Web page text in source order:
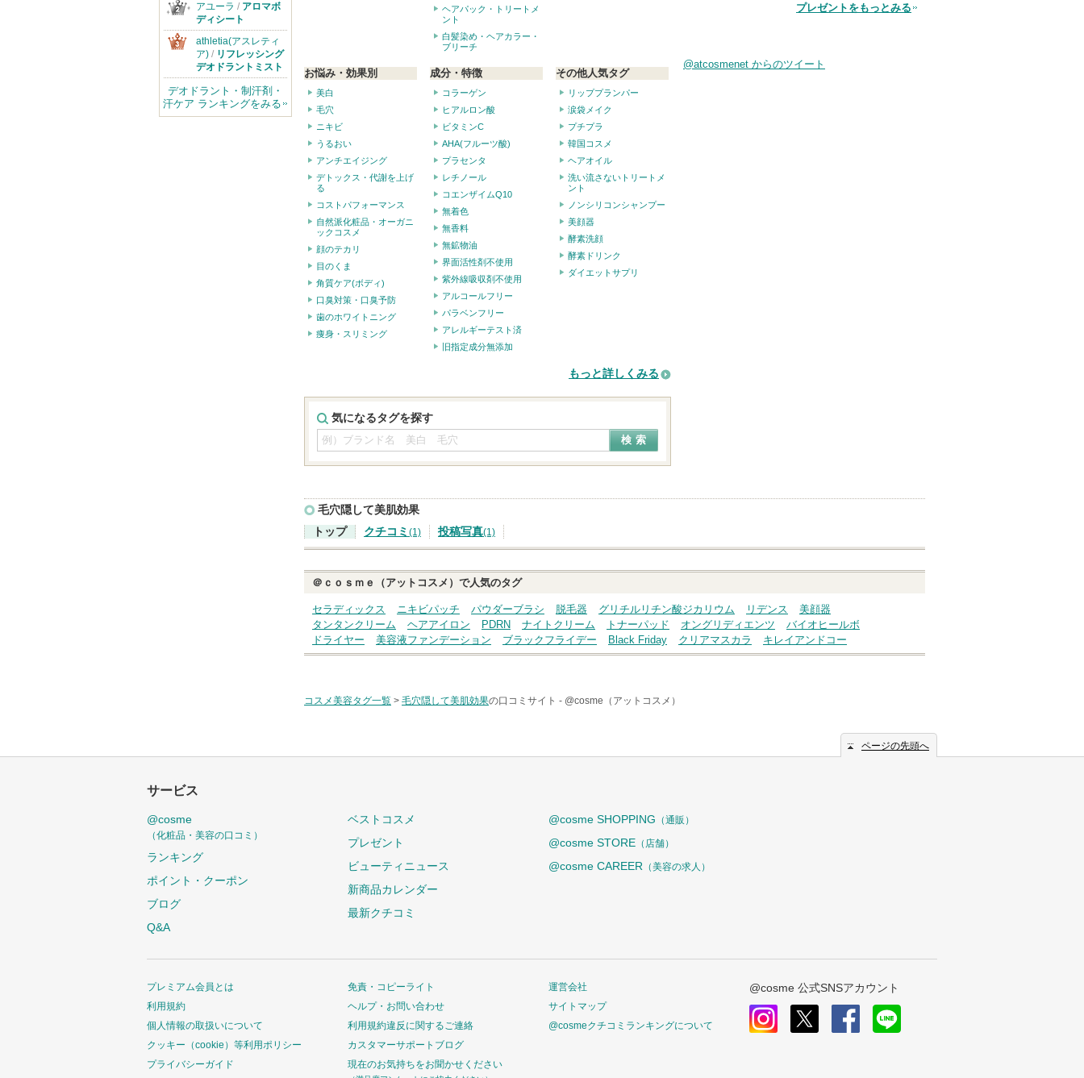
ヘアパック・トリートメ
ント
白髪染め・ヘアカラー・
ブリーチ
お悩み・効果別
美白
毛穴
ニキビ
うるおい
アンチエイジング
デトックス・代謝を上げ
る
コストパフォーマンス
自然派化粧品・オーガニ
ックコスメ
顔のテカリ
目のくま
角質ケア(ボディ)
口臭対策・口臭予防
歯のホワイトニング
痩身・スリミング
成分・特徴
コラーゲン
ヒアルロン酸
ビタミンC
AHA(フルーツ酸)
プラセンタ
レチノール
コエンザイムQ10
無着色
無香料
無鉱物油
界面活性剤不使用
紫外線吸収剤不使用
アルコールフリー
パラベンフリー
アレルギーテスト済
旧指定成分無添加
その他人気タグ
リッププランパー
涙袋メイク
プチプラ
韓国コスメ
ヘアオイル
洗い流さないトリートメ
ント
ノンシリコンシャンプー
美顔器
酵素洗顔
酵素ドリンク
ダイエットサプリ
もっと詳しくみる
気になるタグを探す
プレゼントをもっとみる
@atcosmenet からのツイート
毛穴隠して美肌効果
トップ
クチコミ (1) 投稿写真(1)
＠ｃｏｓｍｅ（アットコスメ）で人気のタグ
セラディックス ニキビパッチ パウダーブラシ 脱毛器 グリチルリチン酸ジカリウム リデンス
美顔器
タンタンクリーム
ヘアアイロン PDRN ナイトクリーム トナーパッド オングリディエンツ
バイオヒールボ
ドライヤー
美容液ファンデーション ブラックフライデー Black Friday クリアマスカラ キレイアンドコー
コスメ美容タグ一覧 > 毛穴隠して美肌効果の口コミサイト - @cosme（アットコスメ）
アユーラ / アロマボ
ディシート
athletia(アスレティ
ア) / リフレッシング
デオドラントミスト
デオドラント・制汗剤・
汗ケア ランキングをみる
ページの先頭へ
サービス
@cosme
（化粧品・美容の口コミ）
ランキング
ポイント・クーポン
ブログ
Q&A
ベストコスメ
プレゼント
ビューティニュース
新商品カレンダー
最新クチコミ
@cosme SHOPPING （通販）
@cosme STORE （店舗）
@cosme CAREER （美容の求人）
プレミアム会員とは
利用規約
個人情報の取扱いについて
クッキー（cookie）等利用ポリシー
プライバシーガイド
免責・コピーライト
ヘルプ・お問い合わせ
利用規約違反に関するご連絡
カスタマーサポートブログ
現在のお気持ちをお聞かせください
運営会社
サイトマップ
@cosmeクチコミランキングについて
@cosme 公式SNSアカウント